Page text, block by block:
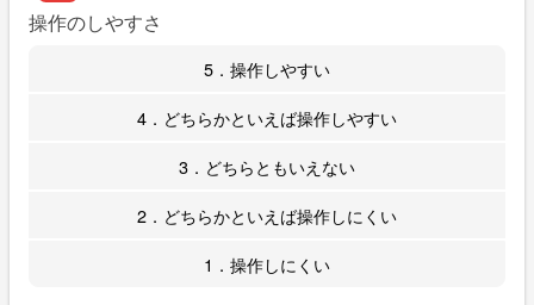
操作のしやすさ
5．操作しやすい
4．どちらかといえば操作しやすい
3．どちらともいえない
2．どちらかといえば操作しにくい
1．操作しにくい